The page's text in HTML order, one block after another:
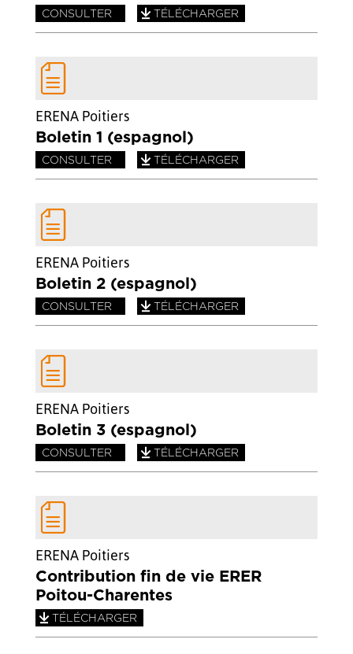
CONSULTER TÉLÉCHARGER
ERENA Poitiers
Boletin 1 (espagnol)
CONSULTER TÉLÉCHARGER
ERENA Poitiers
Boletin 2 (espagnol)
CONSULTER TÉLÉCHARGER
ERENA Poitiers
Boletin 3 (espagnol)
CONSULTER TÉLÉCHARGER
ERENA Poitiers
Contribution fin de vie ERER
Poitou-Charentes
TÉLÉCHARGER